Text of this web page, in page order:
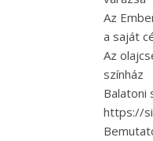
Az
a saját
Az
színház
Balatoni
https://